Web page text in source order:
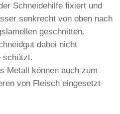
Schneidehilfe fixiert und
senkrecht von oben nach
geschnitten.
dabei nicht
schützt.
Metall können auch zum
von Fleisch eingesetzt